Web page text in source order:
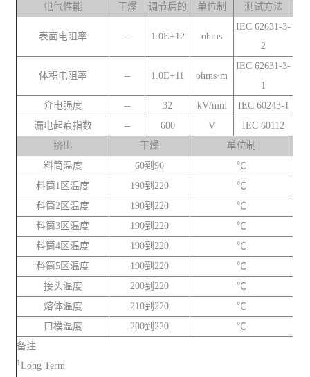
电气性能
干燥 调节后的 单位制 测试方法
表面电阻率 -- 1.0E+12 ohms
IEC 62631-3-
2
体积电阻率 -- 1.0E+11 ohms·m
IEC 62631-3-
1
介电强度
-- 32 kV/mm
IEC 60243-1
漏电起痕指数
-- 600 V
IEC 60112
挤出
干燥
单位制
料筒温度
60到90
℃
料筒1区温度
190到220
℃
料筒2区温度
190到220
℃
料筒3区温度
190到220
℃
料筒4区温度
190到220
℃
料筒5区温度
190到220
℃
接头温度
200到220
℃
熔体温度
210到220
℃
口模温度
200到220
℃
备注
1Long Term